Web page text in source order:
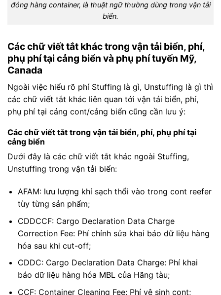
đóng hàng container, là thuật ngữ thường dùng trong vận tải
biển.
Các chữ viết tắt khác trong vận tải biển, phí,
phụ phí tại cảng biển và phụ phí tuyến Mỹ,
Canada
Ngoài việc hiểu rõ phí Stuffing là gì, Unstuffing là gì thì
các chữ viết tắt khác liên quan tới vận tải biển, phí,
phụ phí tại cảng cont/cảng biển cũng cần lưu ý:
Các chữ viết tắt trong vận tải biển, phí, phụ phí tại
cảng biển
Dưới đây là các chữ viết tắt khác ngoài Stuffing,
Unstuffing trong vận tải biển:
AFAM: lưu lượng khí sạch thổi vào trong cont reefer
tùy từng sản phẩm;
CDDCCF: Cargo Declaration Data Charge
Correction Fee: Phí chỉnh sửa khai báo dữ liệu hàng
hóa sau khi cut-off;
CDDC: Cargo Declaration Data Charge: Phí khai
báo dữ liệu hàng hóa MBL của Hãng tàu;
CCF: Container Cleaning Fee: Phí vê sinh cont;